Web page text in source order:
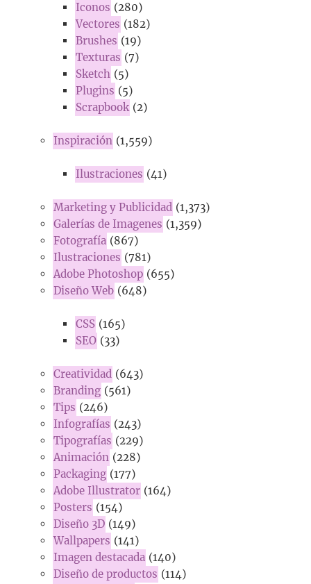
Iconos (280)
Vectores (182)
Brushes (19)
Texturas (7)
Sketch (5)
Plugins (5)
Scrapbook (2)
Inspiración (1,559)
Ilustraciones (41)
Marketing y Publicidad (1,373)
Galerías de Imagenes (1,359)
Fotografía (867)
Ilustraciones (781)
Adobe Photoshop (655)
Diseño Web (648)
CSS (165)
SEO (33)
Creatividad (643)
Branding (561)
Tips (246)
Infografías (243)
Tipografías (229)
Animación (228)
Packaging (177)
Adobe Illustrator (164)
Posters (154)
Diseño 3D (149)
Wallpapers (141)
Imagen destacada (140)
Diseño de productos (114)